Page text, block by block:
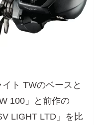
ト TWのベースと
100」と前作の
LIGHT LTD」を比